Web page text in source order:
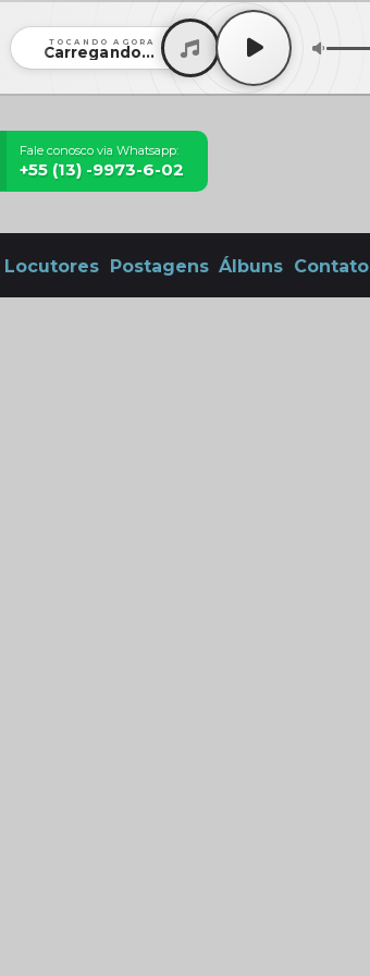
TOCANDO AGORA
Carregando...
Fale conosco via Whatsapp:
+55 (13) -9973-6-02
Locutores Postagens Álbuns Contato